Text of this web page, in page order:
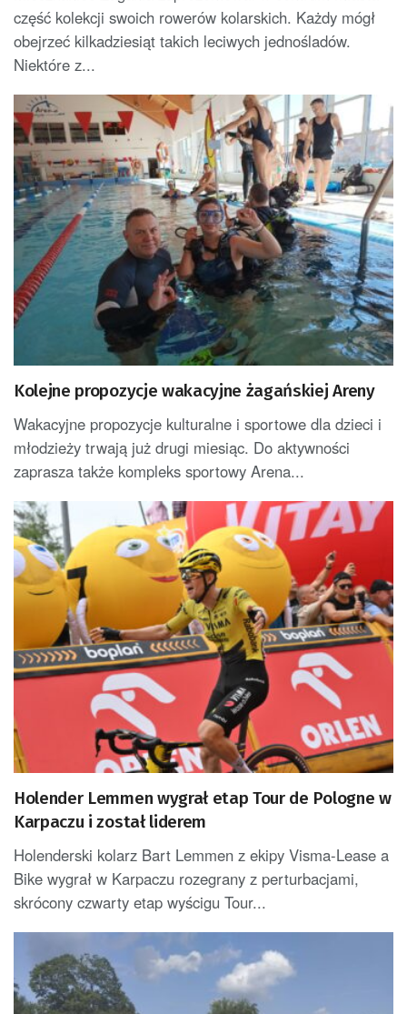
część kolekcji swoich rowerów kolarskich. Każdy mógł
obejrzeć kilkadziesiąt takich leciwych jednośladów.
Niektóre z...
Kolejne propozycje wakacyjne żagańskiej Areny
Wakacyjne propozycje kulturalne i sportowe dla dzieci i
młodzieży trwają już drugi miesiąc. Do aktywności
zaprasza także kompleks sportowy Arena...
Holender Lemmen wygrał etap Tour de Pologne w
Karpaczu i został liderem
Holenderski kolarz Bart Lemmen z ekipy Visma-Lease a
Bike wygrał w Karpaczu rozegrany z perturbacjami,
skrócony czwarty etap wyścigu Tour...